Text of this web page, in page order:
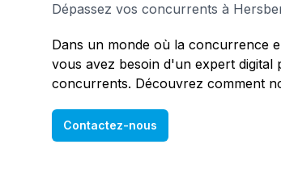
Dépassez vos concurrents à
Dans un monde où la concurrence
vous avez besoin d'un expert
concurrents. Découvrez comment
Contactez-nous